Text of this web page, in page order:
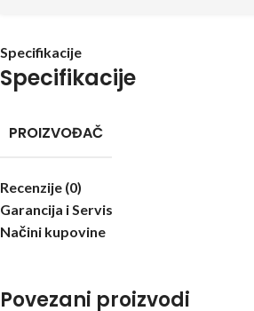
Specifikacije
Specifikacije
PROIZVOĐAČ
Recenzije (0)
Garancija i Servis
Načini kupovine
Povezani proizvodi